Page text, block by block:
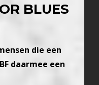
BLUES
die een
daarmee een